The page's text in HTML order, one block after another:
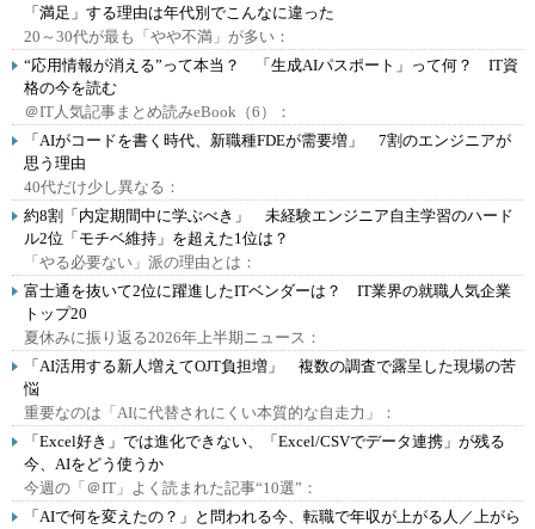
「満足」する理由は年代別でこんなに違った
20～30代が最も「やや不満」が多い：
“応用情報が消える”って本当？ 「生成AIパスポート」って何？ IT資
格の今を読む
＠IT人気記事まとめ読みeBook（6）：
「AIがコードを書く時代、新職種FDEが需要増」 7割のエンジニアが
思う理由
40代だけ少し異なる：
約8割「内定期間中に学ぶべき」 未経験エンジニア自主学習のハード
ル2位「モチベ維持」を超えた1位は？
「やる必要ない」派の理由とは：
富士通を抜いて2位に躍進したITベンダーは？ IT業界の就職人気企業
トップ20
夏休みに振り返る2026年上半期ニュース：
「AI活用する新人増えてOJT負担増」 複数の調査で露呈した現場の苦
悩
重要なのは「AIに代替されにくい本質的な自走力」：
「Excel好き」では進化できない、「Excel/CSVでデータ連携」が残る
今、AIをどう使うか
今週の「＠IT」よく読まれた記事“10選”：
「AIで何を変えたの？」と問われる今、転職で年収が上がる人／上がら